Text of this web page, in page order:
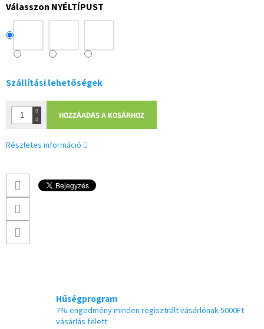
Válasszon NYÉLTÍPUST
Szállítási lehetőségek
HOZZÁADÁS A KOSÁRHOZ
Részletes információ
Hűségprogram
7% engedmény minden regisztrált vásárlónak 5000Ft
vásárlás felett